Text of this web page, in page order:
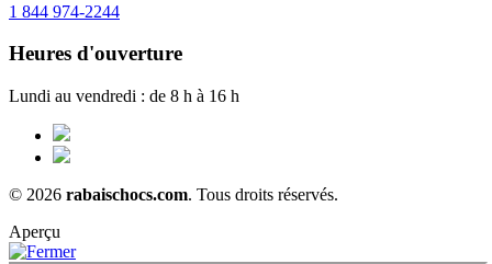
1 844 974-2244
Heures d'ouverture
Lundi au vendredi : de 8 h à 16 h
© 2026 rabaischocs.com. Tous droits réservés.
Aperçu